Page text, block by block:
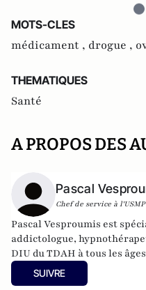
MOTS-CLES
médicament , drogue ,
THEMATIQUES
Santé
A PROPOS DES
Pascal
Chef de service à
Pascal Vesproumis est
addictologue,
DIU du TDAH à tous les
française d'alcoologie) —
(en format hybride). Son
SUIVRE